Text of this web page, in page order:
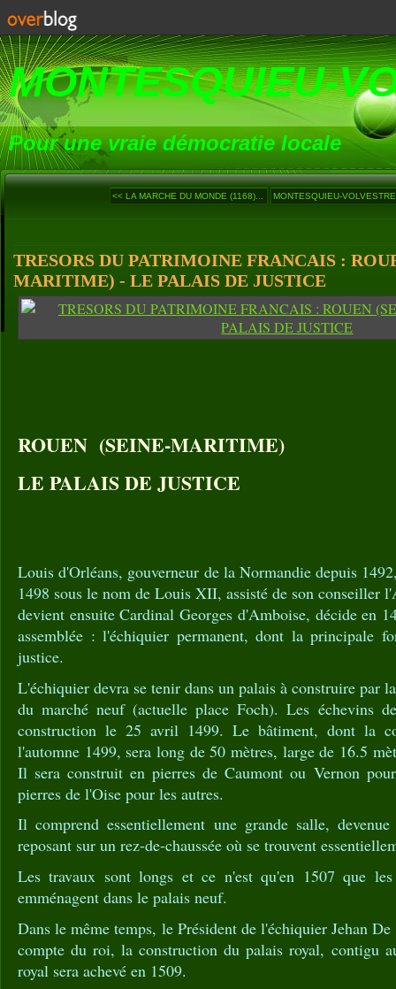
MONTESQUIEU-
Pour une vraie démocratie locale
<< LA MARCHE DU MONDE (1168)... MONTESQUIEU-
TRESORS DU PATRIMOINE FRANCAIS :
MARITIME) - LE PALAIS DE JUSTICE
ROUEN (SEINE-MARITIME)
LE PALAIS DE JUSTICE
Louis d'Orléans, gouverneur de la Normandie depuis
1498 sous le nom de Louis XII, assisté de son conseiller
devient ensuite Cardinal Georges d'Amboise, décide en
assemblée : l'échiquier permanent, dont la principale
justice.
L'échiquier devra se tenir dans un palais à construire par
du marché neuf (actuelle place Foch). Les échevins
construction le 25 avril 1499. Le bâtiment, dont la
l'automne 1499, sera long de 50 mètres, large de 16.5
Il sera construit en pierres de Caumont ou Vernon
pierres de l'Oise pour les autres.
Il comprend essentiellement une grande salle,
reposant sur un rez-de-chaussée où se trouvent
Les travaux sont longs et ce n'est qu'en 1507 que
emménagent dans le palais neuf.
Dans le même temps, le Président de l'échiquier Jehan
compte du roi, la construction du palais royal, contigu
royal sera achevé en 1509.